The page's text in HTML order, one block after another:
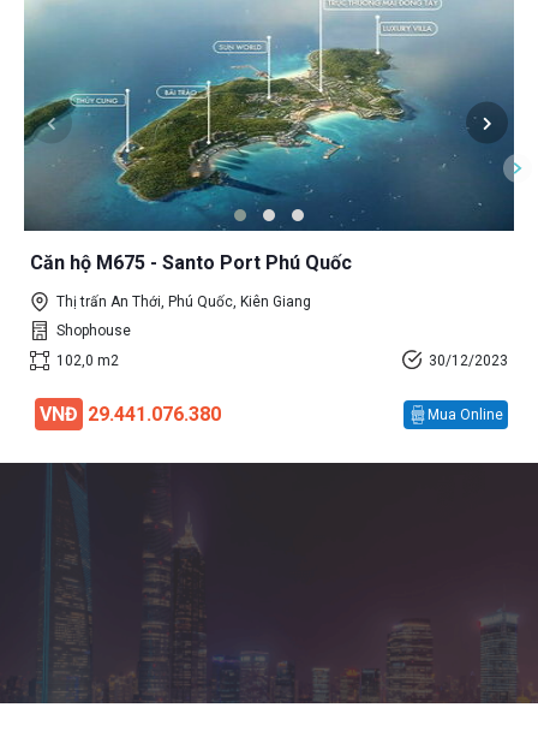
Căn hộ M675 - Santo Port Phú Quốc
Thị trấn An Thới, Phú Quốc, Kiên Giang
Shophouse
102,0 m2
30/12/2023
VNĐ 29.441.076.380 Mua Online